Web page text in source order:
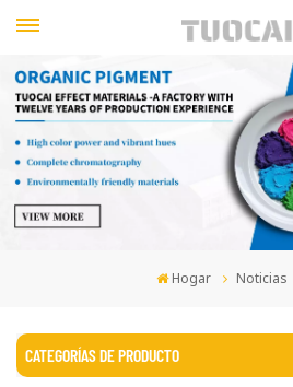
Hogar Noticias
CATEGORÍAS DE PRODUCTO